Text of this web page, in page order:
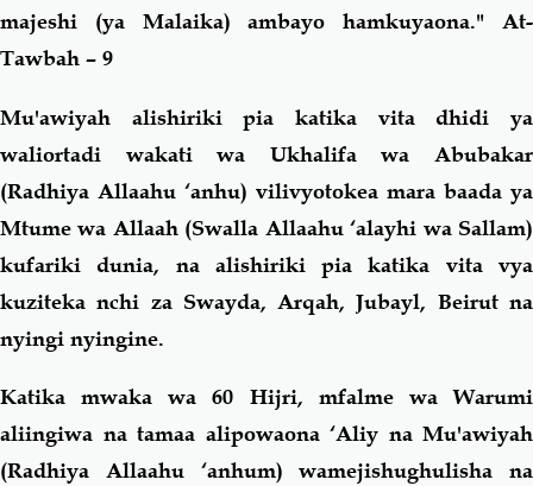
majeshi (ya Malaika) ambayo hamkuyaona." At-
Tawbah – 9
Mu'awiyah alishiriki pia katika vita dhidi ya
waliortadi wakati wa Ukhalifa wa Abubakar
(Radhiya Allaahu ‘anhu) vilivyotokea mara baada ya
Mtume wa Allaah (Swalla Allaahu ‘alayhi wa Sallam)
kufariki dunia, na alishiriki pia katika vita vya
kuziteka nchi za Swayda, Arqah, Jubayl, Beirut na
nyingi nyingine.
Katika mwaka wa 60 Hijri, mfalme wa Warumi
aliingiwa na tamaa alipowaona ‘Aliy na Mu'awiyah
(Radhiya Allaahu ‘anhum) wamejishughulisha na